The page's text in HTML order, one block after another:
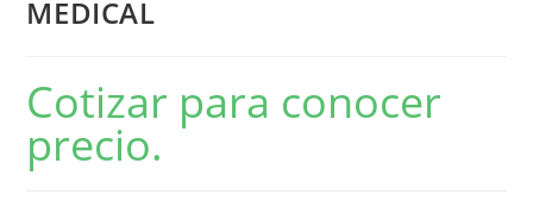
MEDICAL
Cotizar para conocer
precio.